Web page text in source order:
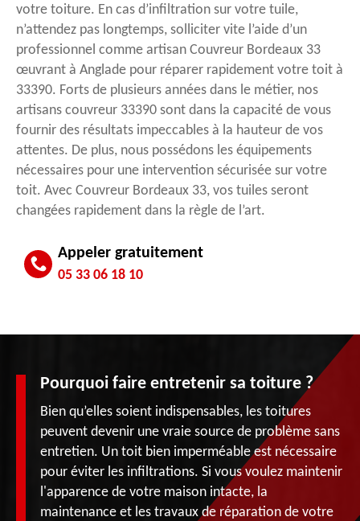
votre toiture. En cas d’infiltration sur votre tuile,
n’attendez pas longtemps, solliciter vite l’aide d’un
professionnel comme artisan Couvreur Bordeaux 33
œuvrant à Anglade pour réparer rapidement votre toit à
33390. Forts de plusieurs années dans le métier, nos
artisans couvreur 33390 sont dans la capacité de vous
fournir des résultats impeccables à la hauteur de vos
attentes. De plus, nous possédons les équipements
nécessaires pour une intervention sécurisée sur votre
toit. Avec Couvreur Bordeaux 33, vos tuiles seront
changées rapidement dans la règle de l’art.
Appeler gratuitement
05 33 06 18 10
Pourquoi faire entretenir sa toiture ?
Bien qu’elles soient indispensables, les toitures
peuvent devenir une vraie source de problème sans
entretien. Un toit bien imperméable est nécessaire
pour éviter les infiltrations. Si vous voulez maintenir
l'apparence de votre maison intacte, la
maintenance et les travaux de réparation de votre